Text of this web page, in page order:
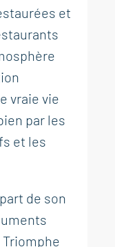
et
vraie vie
par les
et les
de son
Triomphe